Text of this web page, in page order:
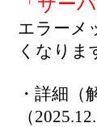
エラーメ
くなりま
・詳細（
（